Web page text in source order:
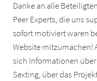
Danke an alle
Peer Experts, die uns
sofort motiviert waren
Website mitzumachen!
sich Informationen
Sexting, über das